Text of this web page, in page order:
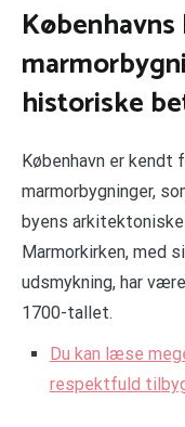
historiske
København er kendt
marmorbygninger,
byens
Marmorkirken, med
udsmykning, har
1700-tallet.
Du kan læse
respektfuld